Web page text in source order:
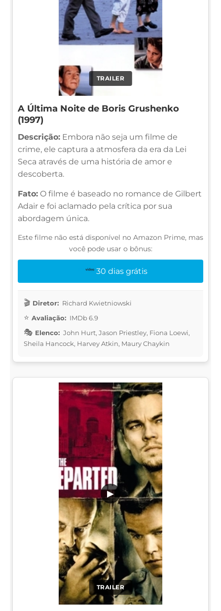
TRAILER
A Última Noite de Boris Grushenko
(1997)
Descrição: Embora não seja um filme de
crime, ele captura a atmosfera da era da Lei
Seca através de uma história de amor e
descoberta.
Fato: O filme é baseado no romance de Gilbert
Adair e foi aclamado pela crítica por sua
abordagem única.
Este filme não está disponível no Amazon Prime, mas
você pode usar o bônus:
30 dias grátis
Diretor: Richard Kwietniowski
Avaliação: IMDb 6.9
Elenco: John Hurt, Jason Priestley, Fiona Loewi,
Sheila Hancock, Harvey Atkin, Maury Chaykin
TRAILER
▶